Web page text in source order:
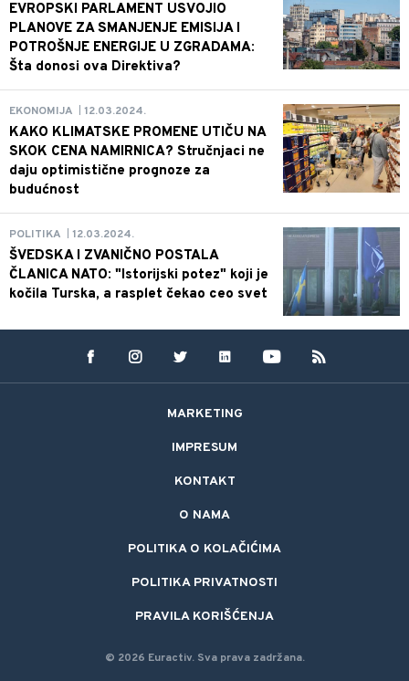
EVROPSKI PARLAMENT USVOJIO
PLANOVE ZA SMANJENJE EMISIJA I
POTROŠNJE ENERGIJE U ZGRADAMA:
Šta donosi ova Direktiva?
EKONOMIJA 12.03.2024.
KAKO KLIMATSKE PROMENE UTIČU NA
SKOK CENA NAMIRNICA? Stručnjaci ne
daju optimistične prognoze za
budućnost
POLITIKA 12.03.2024.
ŠVEDSKA I ZVANIČNO POSTALA
ČLANICA NATO: "Istorijski potez" koji je
kočila Turska, a rasplet čekao ceo svet
MARKETING
IMPRESUM
KONTAKT
O NAMA
POLITIKA O KOLAČIĆIMA
POLITIKA PRIVATNOSTI
PRAVILA KORIŠĆENJA
© 2026 Euractiv. Sva prava zadržana.